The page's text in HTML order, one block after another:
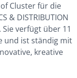
Cluster für die
& DISTRIBUTION
verfügt über 11
und ist ständig mit
kreative